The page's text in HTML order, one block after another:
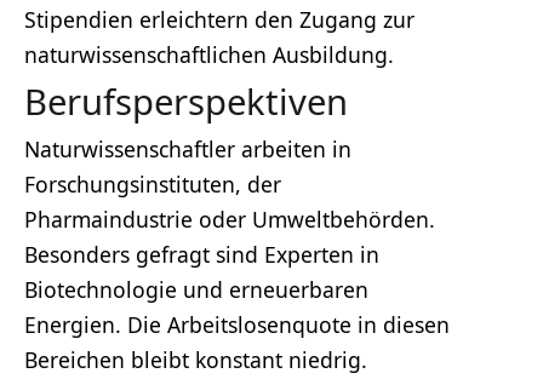
Stipendien erleichtern den Zugang zur
naturwissenschaftlichen Ausbildung.
Berufsperspektiven
Naturwissenschaftler arbeiten in
Forschungsinstituten, der
Pharmaindustrie oder Umweltbehörden.
Besonders gefragt sind Experten in
Biotechnologie und erneuerbaren
Energien. Die Arbeitslosenquote in diesen
Bereichen bleibt konstant niedrig.